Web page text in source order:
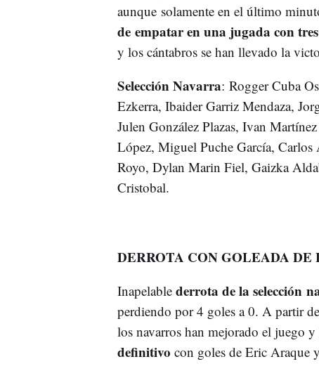
aunque solamente en el último
de empatar en una jugada con
y los cántabros se han llevado la
Selección Navarra: Rogger Cuba
Ezkerra, Ibaider Garriz Mendaza,
Julen González Plazas, Ivan
López, Miguel Puche García, Carlos
Royo, Dylan Marin Fiel, Gaizka
Cristobal.